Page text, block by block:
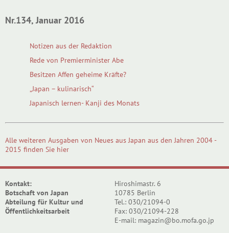
Nr.134, Januar 2016
Notizen aus der Redaktion
Rede von Premierminister Abe
Besitzen Affen geheime Kräfte?
„Japan – kulinarisch“
Japanisch lernen- Kanji des Monats
Alle weiteren Ausgaben von Neues aus Japan aus den Jahren 2004 -
2015 finden Sie hier
Kontakt:
Botschaft von Japan
Abteilung für Kultur und
Öffentlichkeitsarbeit
Hiroshimastr. 6
10785 Berlin
Tel.: 030/21094-0
Fax: 030/21094-228
E-mail: magazin@bo.mofa.go.jp